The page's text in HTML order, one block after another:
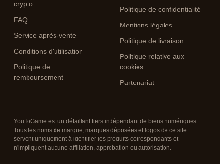
crypto
FAQ
Service après-vente
Conditions d'utilisation
Politique de
remboursement
Politique de confidentialité
Mentions légales
Politique de livraison
Politique relative aux
cookies
Partenariat
YouToGame est un détaillant tiers indépendant de biens numériques.
Tous les noms de marque, marques déposées et logos de ce site
servent uniquement à identifier les produits correspondants et
n'impliquent aucune affiliation, approbation ou autorisation.